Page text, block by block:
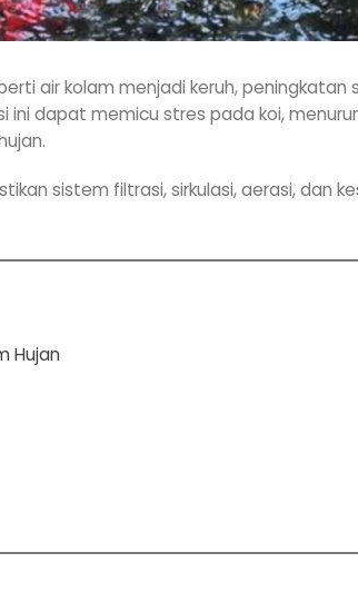
air kolam menjadi keruh,
ini dapat memicu stres pada koi,
sistem filtrasi, sirkulasi, aerasi, dan
Hujan